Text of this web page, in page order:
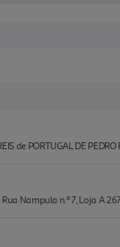
de PORTUGAL DE PEDRO
Nampula n.º 7, Loja A